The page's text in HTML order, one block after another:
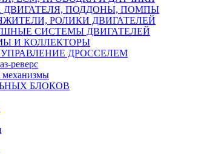
ПОДДОНЫ, ПОМПЫ
РОЛИКИ ДВИГАТЕЛЕЙ
СИСТЕМЫ ДВИГАТЕЛЕЙ
И КОЛЛЕКТОРЫ
ДРОССЕЛЕМ
реверс
механизмы
БЛОКОВ